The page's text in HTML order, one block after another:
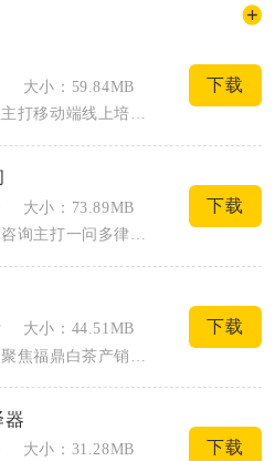
大小：59.84MB
详情：学习公社主打移动端线上培训与社群化学习，主要面向教育系统干部、教师以及参训单...
下载
大小：73.89MB
详情：十问律师咨询主打一问多律师同步答疑模式，整合在线咨询、文书代写、案源匹配、法...
下载
大小：44.51MB
下载
器
大小：31.28MB
下载